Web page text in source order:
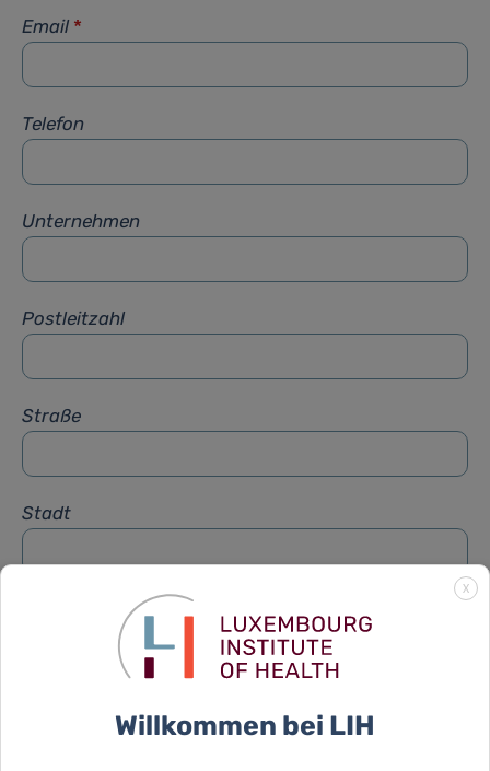
Email *
Telefon
Unternehmen
Postleitzahl
Straße
Stadt
X
Willkommen bei LIH